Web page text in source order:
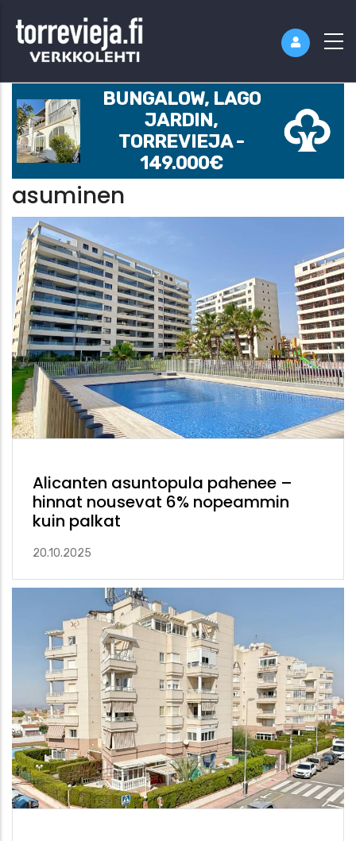
BUNGALOW, LAGO
JARDIN,
TORREVIEJA -
149.000€
asuminen
Alicanten asuntopula pahenee –
hinnat nousevat 6% nopeammin
kuin palkat
20.10.2025